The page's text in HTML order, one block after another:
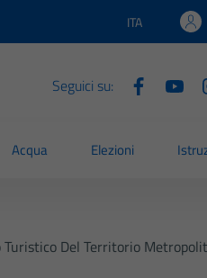
Lingua attiva:
ITA
Seguici su:
Acqua Elezioni
Del Territorio